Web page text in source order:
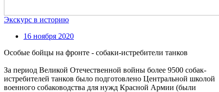
Экскурс в историю
16 ноября 2020
Особые бойцы на фронте - собаки-истребители танков
За период Великой Отечественной войны более 9500 собак-
истребителей танков было подготовлено Центральной школой
военного собаководства для нужд Красной Армии (были